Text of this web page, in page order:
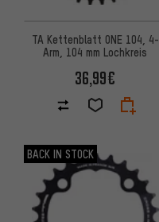
TA Kettenblatt ONE 104, 4-
Arm, 104 mm Lochkreis
36,99€
BACK IN STOCK